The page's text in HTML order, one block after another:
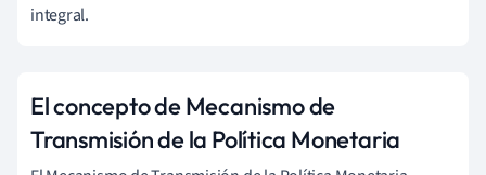
integral.
El concepto de Mecanismo de
Transmisión de la Política Monetaria